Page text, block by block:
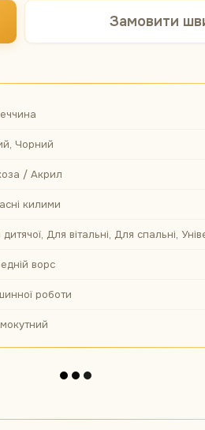
Замовити
Чорний
/ Акрил
килими
Для вітальні, Для спальні,
ворс
роботи